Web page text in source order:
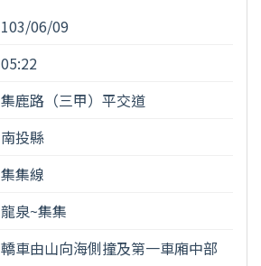
103/06/09
05:22
集鹿路（三甲）平交道
南投縣
集集線
龍泉~集集
轎車由山向海側撞及第一車廂中部